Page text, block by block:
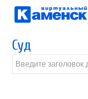
Суд